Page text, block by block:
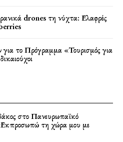
drones τη νύχτα: Ελαφρές
για το Πρόγραμμα «Τουρισμός για
στο Πανευρωπαϊκό
τη χώρα μου με